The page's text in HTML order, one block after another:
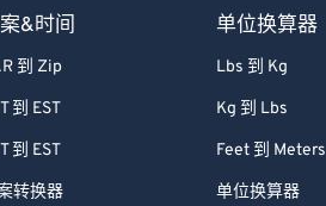
&时间
到 Zip
到 EST
到 EST
转换器
单位换算器
Lbs 到 Kg
Kg 到 Lbs
Feet 到 Meters
单位换算器